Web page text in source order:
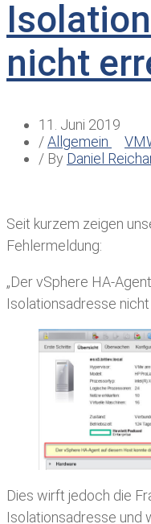
nicht
11. Juni 2019
/Allgemein
/ By Daniel
Seit kurzem zeigen
Fehlermeldung:
„Der vSphere HA-
Isolationsadresse
Dies wirft jedoch die
Isolationsadresse und